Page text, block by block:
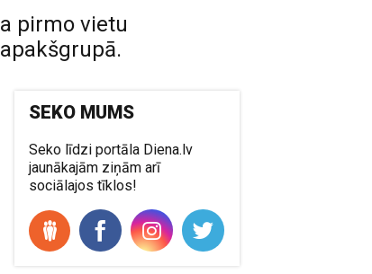
pirmo vietu
SEKO MUMS
Seko līdzi portāla Diena.lv
jaunākajām ziņām arī
sociālajos tīklos!